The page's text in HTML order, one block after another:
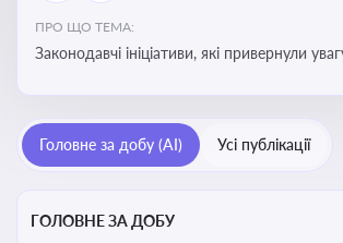
ПРО ЩО ТЕМА:
Законодавчі ініціативи, які привернули
прийняття цих проектів пишуть в медіа. Які проекти
викликають найбільше критики
Головне за добу (AI) Усі публікації
ГОЛОВНЕ ЗА ДОБУ